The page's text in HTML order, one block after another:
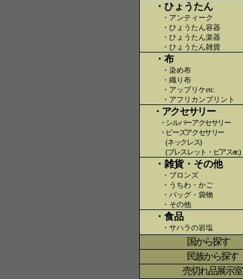
・ひょうたん
・アンティーク
・ひょうたん容器
・ひょうたん楽器
・ひょうたん雑貨
・布
・染め布
・織り布
・アップリケetc.
・アフリカンプリント
・アクセサリー
・シルバーアクセサリー
・ビーズアクセサリー
(ネックレス)
(ブレスレット・ピアスetc.)
・雑貨・その他
・ブロンズ
・うちわ・かご
・バッグ・袋物
・その他
・食品
・サハラの岩塩
国から探す〇
民族から探す
売切れ品展示室